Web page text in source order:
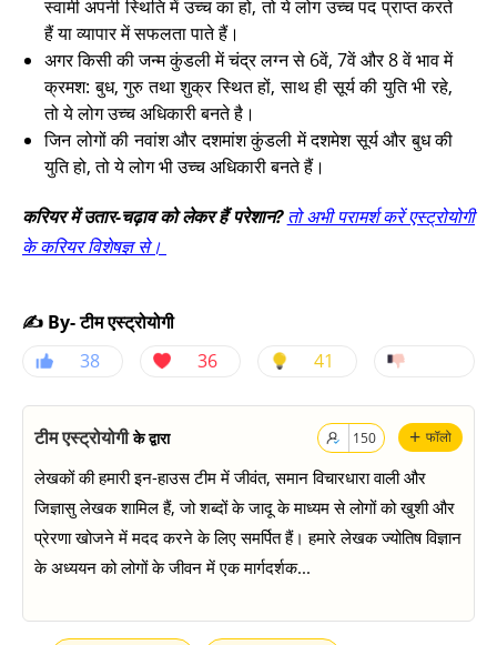
स्वामी अपनी स्थिति में उच्च का हो, तो ये लोग उच्च पद प्राप्त करते
हैं या व्यापार में सफलता पाते हैं।
अगर किसी की जन्म कुंडली में चंद्र लग्न से 6वें, 7वें और 8 वें भाव में
क्रमश: बुध, गुरु तथा शुक्र स्थित हों, साथ ही सूर्य की युति भी रहे,
तो ये लोग उच्च अधिकारी बनते है।
जिन लोगों की नवांश और दशमांश कुंडली में दशमेश सूर्य और बुध की
युति हो, तो ये लोग भी उच्च अधिकारी बनते हैं।
करियर में उतार-चढ़ाव को लेकर हैं परेशान?तो अभी परामर्श करें एस्ट्रोयोगी
के करियर विशेषज्ञ से।
✍️ By- टीम एस्ट्रोयोगी
38
36 41
+ फॉलो
150
टीम एस्ट्रोयोगीके द्वारा
लेखकों की हमारी इन-हाउस टीम में जीवंत, समान विचारधारा वाली और
जिज्ञासु लेखक शामिल हैं, जो शब्दों के जादू के माध्यम से लोगों को खुशी और
प्रेरणा खोजने में मदद करने के लिए समर्पित हैं। हमारे लेखक ज्योतिष विज्ञान
के अध्ययन को लोगों के जीवन में एक मार्गदर्शक...